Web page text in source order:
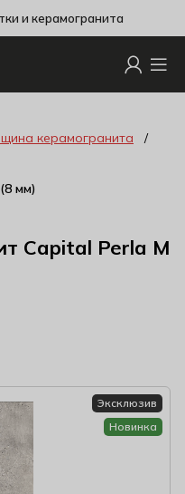
и керамогранита
керамогранита
мм)
Capital Perla M
Эксклюзив
Новинка